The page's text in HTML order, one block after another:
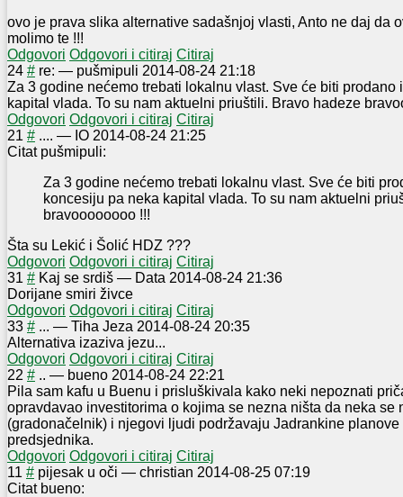
ovo je prava slika alternative sadašnjoj vlasti, Anto ne daj da
molimo te !!!
Odgovori Odgovori i citiraj Citiraj
24 # re: — pušmipuli 2014-08-24 21:18
Za 3 godine nećemo trebati lokalnu vlast. Sve će biti prodano
kapital vlada. To su nam aktuelni priuštili. Bravo hadeze
Odgovori Odgovori i citiraj Citiraj
21 # .... — IO 2014-08-24 21:25
Citat pušmipuli:
Za 3 godine nećemo trebati lokalnu vlast. Sve će biti
koncesiju pa neka kapital vlada. To su nam aktuelni
bravoooooooo !!!
Šta su Lekić i Šolić HDZ ???
Odgovori Odgovori i citiraj Citiraj
31 # Kaj se srdiš — Data 2014-08-24 21:36
Dorijane smiri živce
Odgovori Odgovori i citiraj Citiraj
33 # ... — Tiha Jeza 2014-08-24 20:35
Alternativa izaziva jezu...
Odgovori Odgovori i citiraj Citiraj
22 # .. — bueno 2014-08-24 22:21
Pila sam kafu u Buenu i prisluškivala kako neki nepoznati
opravdavao investitorima o kojima se nezna ništa da neka se
(gradonačelnik) i njegovi ljudi podržavaju Jadrankine
predsjednika.
Odgovori Odgovori i citiraj Citiraj
11 # pijesak u oči — christian 2014-08-25 07:19
Citat bueno: